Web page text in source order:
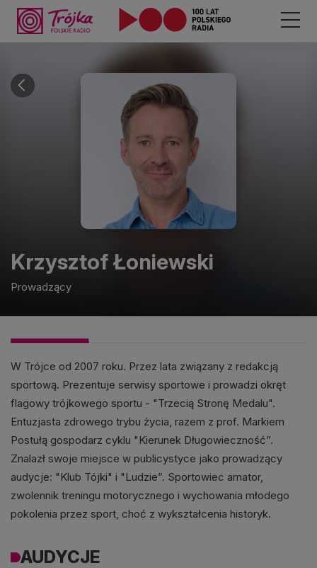
KrzysztofŁoniewski
Prowadzący
W Trójce od 2007 roku. Przez lata związany z redakcją
sportową. Prezentuje serwisy sportowe i prowadzi okręt
flagowy trójkowego sportu - "Trzecią Stronę Medalu".
Entuzjasta zdrowego trybu życia, razem z prof. Markiem
Postułą gospodarz cyklu "Kierunek Długowieczność”.
Znalazł swoje miejsce w publicystyce jako prowadzący
audycje: "Klub Tójki" i "Ludzie”. Sportowiec amator,
zwolennik treningu motorycznego i wychowania młodego
pokolenia przez sport, choć z wykształcenia historyk.
AUDYCJE